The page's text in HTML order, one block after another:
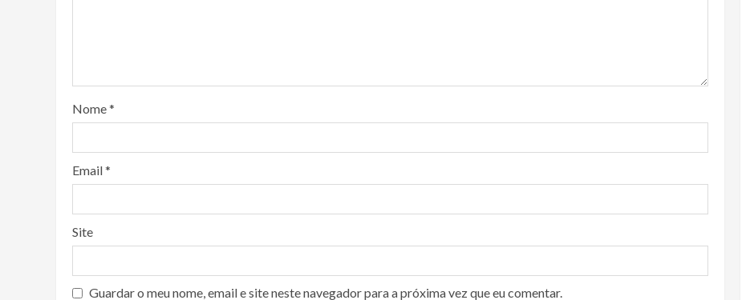
Nome*
Email*
Site
Guardar o meu nome, email e site neste navegador para a próxima vez que eu comentar.